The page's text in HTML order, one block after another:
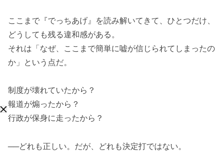
ここまで『でっちあげ』を読み解いてきて、ひとつだけ、
どうしても残る違和感がある。
それは「なぜ、ここまで簡単に嘘が信じられてしまったの
か」という点だ。
制度が壊れていたから？
報道が煽ったから？
行政が保身に走ったから？
──どれも正しい。だが、どれも決定打ではない。